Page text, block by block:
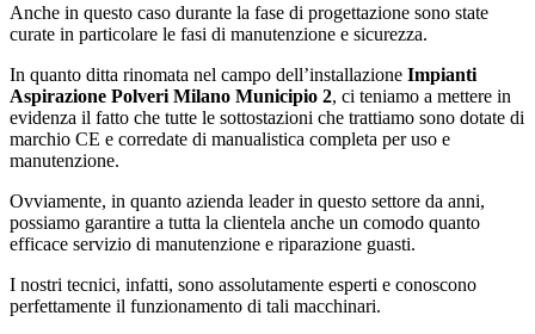
Anche in questo caso durante la fase di progettazione sono state
curate in particolare le fasi di manutenzione e sicurezza.
In quanto ditta rinomata nel campo dell’installazione Impianti
Aspirazione Polveri Milano Municipio 2, ci teniamo a mettere in
evidenza il fatto che tutte le sottostazioni che trattiamo sono dotate di
marchio CE e corredate di manualistica completa per uso e
manutenzione.
Ovviamente, in quanto azienda leader in questo settore da anni,
possiamo garantire a tutta la clientela anche un comodo quanto
efficace servizio di manutenzione e riparazione guasti.
I nostri tecnici, infatti, sono assolutamente esperti e conoscono
perfettamente il funzionamento di tali macchinari.